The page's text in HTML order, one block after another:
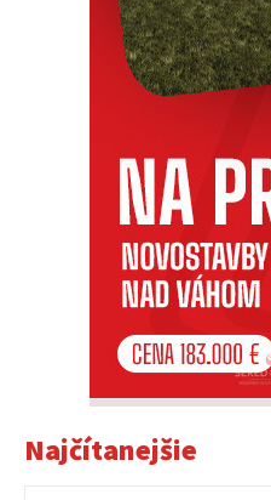
Najčítanejšie